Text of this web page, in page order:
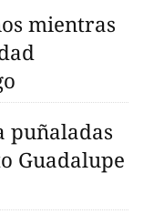
mientras
puñaladas
Guadalupe